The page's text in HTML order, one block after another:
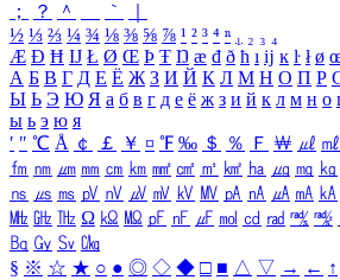
；
？ ＾ ｀
½ ⅓ ⅔ ¼ ¾ ⅛ ⅜ ⅝ ⅞ ¹ ² ³ ⁴ ⁿ ₁ ₂ ₃ ₄
Æ Ð Ħ Ĳ Ł Ø Œ Þ Ŧ Ŋ æ đ ð ħ ı ĳ ĸ ŀ ł ø
А Б В Г Д Е Ё Ж З И Й К Л М Н О П Р
Ы Ь Э Ю Я а б в г д е ё ж з и й к л м н о
ы ь э ю я
′ ″ ℃ Å ￠ ￡ ￥ ¤ ℉ ‰ ＄ ％ Ｆ ￦ ㎕ ㎖
㎙ ㎚ ㎛ ㎜ ㎝ ㎞ ㎟ ㎠ ㎡ ㎢ ㏊ ㎍ ㎎ ㎏
㎱ ㎲ ㎳ ㎴ ㎵ ㎶ ㎷ ㎸ ㎹ ㎀ ㎁ ㎂ ㎃ ㎄
㎒ ㎓ ㎔ Ω ㏀ ㏁ ㎊ ㎋ ㎌ ㏖ ㏅ ㎭ ㎮ ㎯
㏃ ㏉ ㏜ ㏆
§ ※ ☆ ★ ○ ● ◎ ◇ ◆ □ ■ △ ▽ → ← ↑